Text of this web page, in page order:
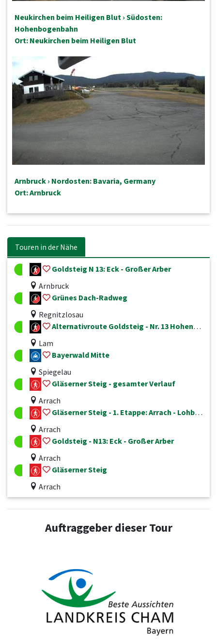
Neukirchen beim Heiligen Blut › Südosten:
Hohenbogenbahn
Ort: Neukirchen beim Heiligen Blut
Arnbruck › Nordosten: Bavaria, Germany
Ort: Arnbruck
Touren in der Nähe
Goldsteig N 13: Eck - Großer Arber
Arnbruck
Grünes Dach-Radweg
Regnitzlosau
Alternativroute Goldsteig - Nr. 13 Hohenbogen - Lam - Osser - Lohberg - Kleiner Arber
Lam
Bayerwald Mitte
Spiegelau
Gläserner Steig - gesamter Verlauf
Arrach
Gläserner Steig - 1. Etappe: Arrach - Lohberg
Arrach
Goldsteig - N13: Eck - Großer Arber
Arrach
Gläserner Steig
Arrach
Auftraggeber dieser Tour